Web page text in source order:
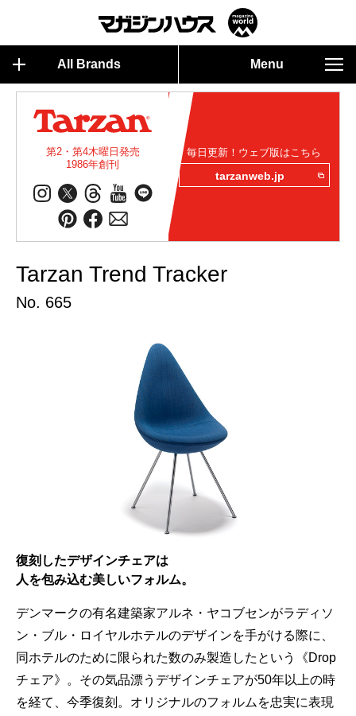
All Brands Menu
第2・第4木曜日発売
1986年創刊
毎日更新！ウェブ版はこちら
tarzanweb.jp
Tarzan Trend Tracker
No. 665
復刻したデザインチェアは
人を包み込む美しいフォルム。
デンマークの有名建築家アルネ・ヤコブセンがラディソ
ン・ブル・ロイヤルホテルのデザインを手がける際に、
同ホテルのために限られた数のみ製造したという《Drop
チェア》。その気品漂うデザインチェアが50年以上の時
を経て、今季復刻。オリジナルのフォルムを忠実に表現